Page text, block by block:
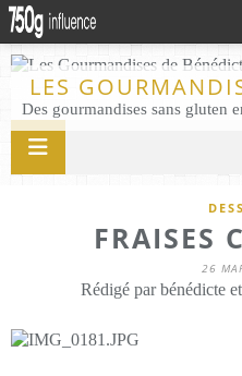
LES
FRAISES
26
Rédigé par bénédicte